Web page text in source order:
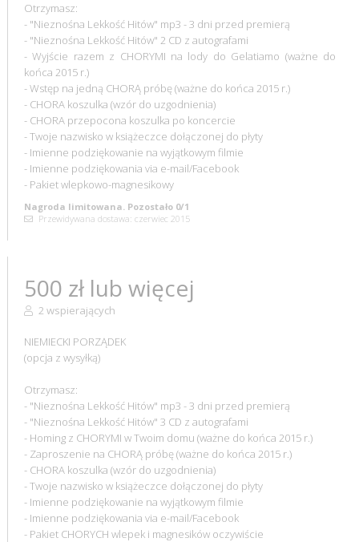
Otrzymasz:
- "Nieznośna Lekkość Hitów" mp3 - 3 dni przed premierą
- "Nieznośna Lekkość Hitów" 2 CD z autografami
- Wyjście razem z CHORYMI na lody do Gelatiamo (ważne do
końca 2015 r.)
- Wstęp na jedną CHORĄ próbę (ważne do końca 2015 r.)
- CHORA koszulka (wzór do uzgodnienia)
- CHORA przepocona koszulka po koncercie
- Twoje nazwisko w książeczce dołączonej do płyty
- Imienne podziękowanie na wyjątkowym filmie
- Imienne podziękowania via e-mail/Facebook
- Pakiet wlepkowo-magnesikowy
Nagroda limitowana. Pozostało 0/1
Przewidywana dostawa: czerwiec 2015
500 zł lub więcej
2 wspierających
NIEMIECKI PORZĄDEK
(opcja z wysyłką)
Otrzymasz:
- "Nieznośna Lekkość Hitów" mp3 - 3 dni przed premierą
- "Nieznośna Lekkość Hitów" 3 CD z autografami
- Homing z CHORYMI w Twoim domu (ważne do końca 2015 r.)
- Zaproszenie na CHORĄ próbę (ważne do końca 2015 r.)
- CHORA koszulka (wzór do uzgodnienia)
- Twoje nazwisko w książeczce dołączonej do płyty
- Imienne podziękowanie na wyjątkowym filmie
- Imienne podziękowania via e-mail/Facebook
- Pakiet CHORYCH wlepek i magnesików oczywiście